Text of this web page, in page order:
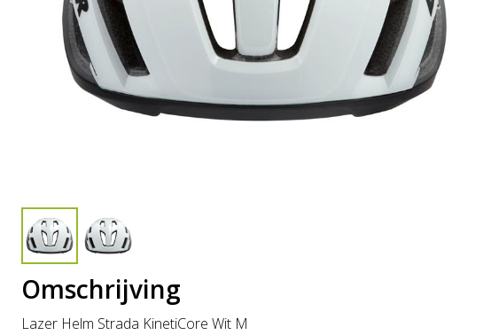
Omschrijving
Lazer Helm Strada KinetiCore Wit M